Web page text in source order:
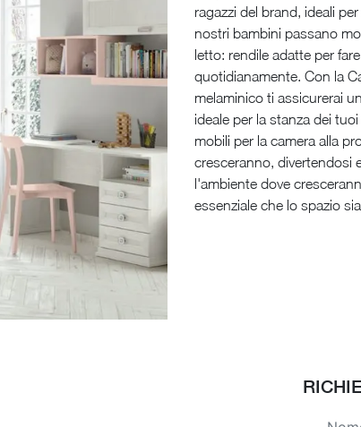
ragazzi del brand, ideali
nostri bambini passano
letto: rendile adatte per
quotidianamente. Con la
melaminico ti assicurerai
ideale per la stanza dei
mobili per la camera alla
cresceranno, divertendosi
l'ambiente dove
essenziale che lo spazio